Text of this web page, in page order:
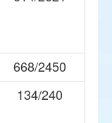
668/2450
134/240